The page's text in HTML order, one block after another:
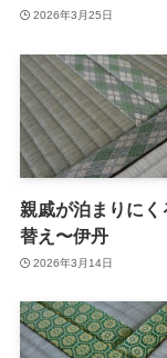
2026年3月25日
親戚が泊まりにく
替え〜伊丹
2026年3月14日